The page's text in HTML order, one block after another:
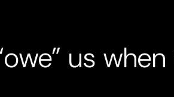
us